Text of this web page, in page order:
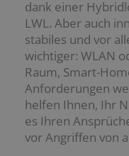
dank einer
LWL. Aber auch
stabiles und vor
wichtiger: WLAN
Raum, Smart-
Anforderungen
helfen Ihnen, Ihr
es Ihren
vor Angriffen von